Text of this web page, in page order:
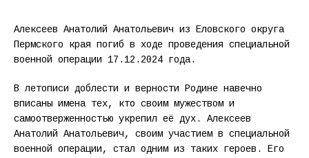
Алексеев Анатолий Анатольевич из Еловского округа
Пермского края погиб в ходе проведения специальной
военной операции 17.12.2024 года.
В летописи доблести и верности Родине навечно
вписаны имена тех, кто своим мужеством и
самоотверженностью укрепил её дух. Алексеев
Анатолий Анатольевич, своим участием в специальной
военной операции, стал одним из таких героев. Его